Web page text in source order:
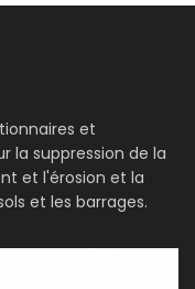
et
la suppression de la
et l'érosion et la
et les barrages.